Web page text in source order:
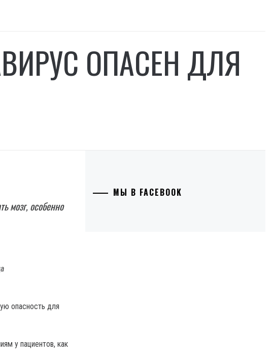
ОПАСЕН ДЛЯ
мозг, особенно
опасность для
у пациентов, как
МЫ В FACEBOOK